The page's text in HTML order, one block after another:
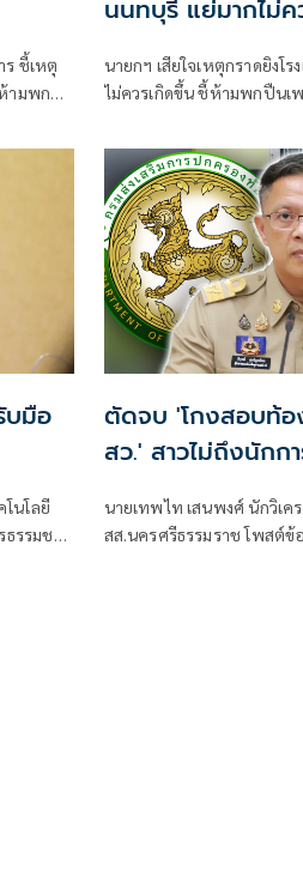
ชี้เหตุ
มพกปืน
นนทบุรี แย่มากไม่ค
นายกฯ เสียใจเหตุกราดยิงโ
ไม่ควรเกิดขึ้น ชี้ห้ามพกปืนเ
บมือ
นโลยี
รรมชาติ
ตัดจบ 'โกงสอบท้อ
สว.' สาวไม่ถึงนักก
นายเทพไท เสนพงศ์ นักวิเค
สส.นครศรีธรรมราช โพสต์